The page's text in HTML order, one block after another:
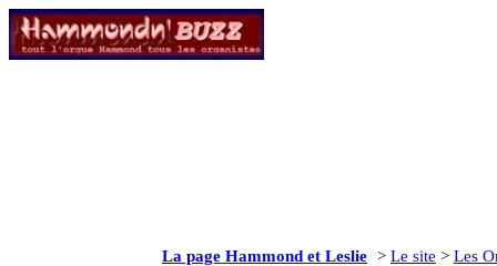
La page Hammond et Leslie > Le site > Les